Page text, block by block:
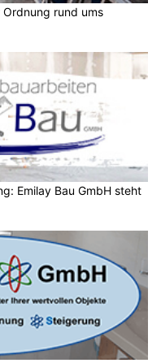
rund ums
Emilay Bau GmbH steht